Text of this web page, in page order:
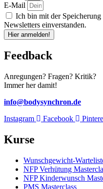
E-Mail
Ich bin mit der
Newsletters einverstanden.
Hier anmelden!
Feedback
Anregungen? Fragen? Kritik?
Immer her damit!
info@bodysynchron.de
Instagram
Facebook
Kurse
Wunschgewicht-
NFP Verhütung
NFP Kinderwunsch
PMS Masterclass